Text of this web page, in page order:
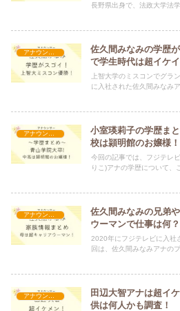
長野県出身で、法政大学法
佐久間みなみの学歴
で学生時代は超イケイ
上智大学のミスコンでグラ
に入社された佐久間みなみ
小室瑛莉子の学歴ま
校は頴明館のお嬢様！
今回の記事では、フジテレ
りこ)アナの学歴について、
佐久間みなみの兄弟
ウーマンで仕事は何？
2020年にフジテレビに入社
回は、佐久間みなみアナの
田辺大智アナは超イ
供は何人かも調査！